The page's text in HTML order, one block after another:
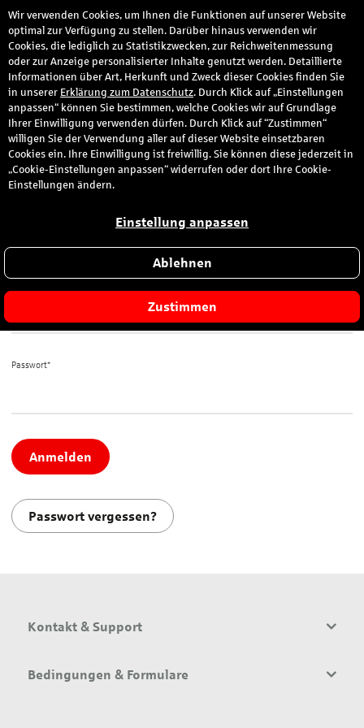
Anmeldung
Bitte melden Sie sich hier mit Ihrer E-Mail-Adresse und dem von
Ihnen gewählten Passwort an.
Sie sind zum ersten Mal hier?
Passwort*
Anmelden
Passwort vergessen?
Kontakt & Support
Bedingungen & Formulare
Wir verwenden Cookies, um Ihnen die Funktionen auf unserer Website
optimal zur Verfügung zu stellen. Darüber hinaus verwenden wir
Cookies, die lediglich zu Statistikzwecken, zur Reichweitenmessung
oder zur Anzeige personalisierter Inhalte genutzt werden. Detaillierte
Informationen über Art, Herkunft und Zweck dieser Cookies finden Sie
in unserer Erklärung zum Datenschutz. Durch Klick auf „Einstellungen
anpassen“ können Sie bestimmen, welche Cookies wir auf Grundlage
Ihrer Einwilligung verwenden dürfen. Durch Klick auf “Zustimmen“
willigen Sie der Verwendung aller auf dieser Website einsetzbaren
Cookies ein. Ihre Einwilligung ist freiwillig. Sie können diese jederzeit in
„Cookie-Einstellungen anpassen“ widerrufen oder dort Ihre Cookie-
Einstellungen ändern.
Einstellung anpassen
Ablehnen
Zustimmen